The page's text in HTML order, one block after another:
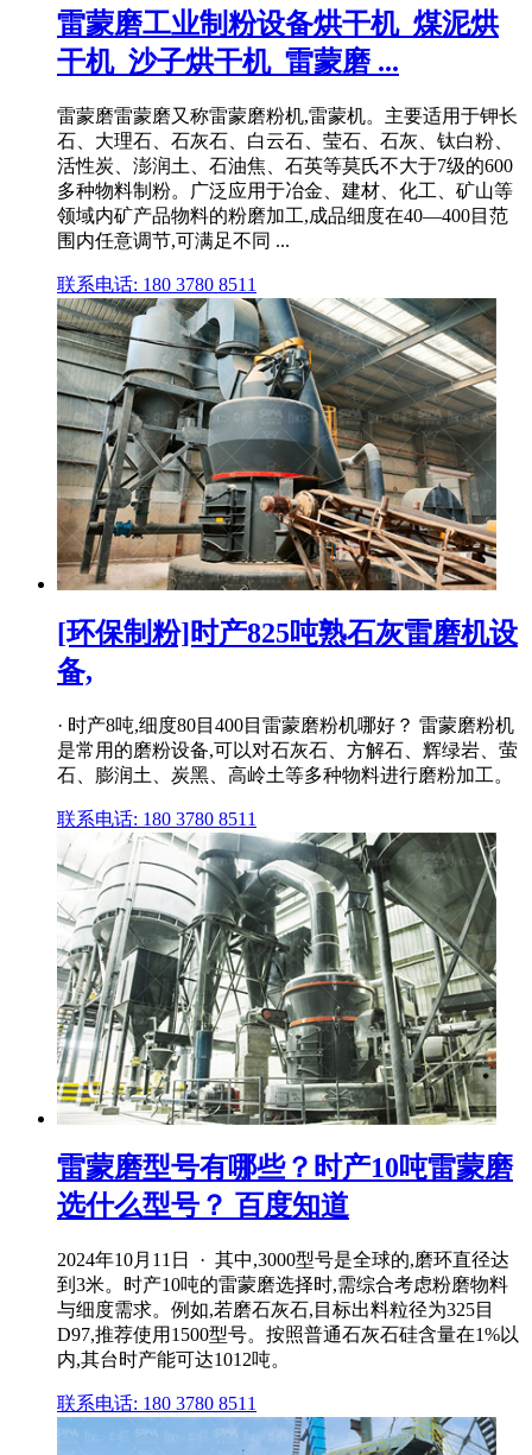
雷蒙磨工业制粉设备烘干机_煤泥烘
干机_沙子烘干机_雷蒙磨 ...
雷蒙磨雷蒙磨又称雷蒙磨粉机,雷蒙机。主要适用于钾长
石、大理石、石灰石、白云石、莹石、石灰、钛白粉、
活性炭、澎润土、石油焦、石英等莫氏不大于7级的600
多种物料制粉。广泛应用于冶金、建材、化工、矿山等
领域内矿产品物料的粉磨加工,成品细度在40—400目范
围内任意调节,可满足不同 ...
联系电话: 180 3780 8511
[环保制粉]时产825吨熟石灰雷磨机设
备,
· 时产8吨,细度80目400目雷蒙磨粉机哪好？ 雷蒙磨粉机
是常用的磨粉设备,可以对石灰石、方解石、辉绿岩、萤
石、膨润土、炭黑、高岭土等多种物料进行磨粉加工。
联系电话: 180 3780 8511
雷蒙磨型号有哪些？时产10吨雷蒙磨
选什么型号？ 百度知道
2024年10月11日 · 其中,3000型号是全球的,磨环直径达
到3米。时产10吨的雷蒙磨选择时,需综合考虑粉磨物料
与细度需求。例如,若磨石灰石,目标出料粒径为325目
D97,推荐使用1500型号。按照普通石灰石硅含量在1%以
内,其台时产能可达1012吨。
联系电话: 180 3780 8511